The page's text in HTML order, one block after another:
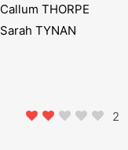
Callum THORPE
Sarah TYNAN
2